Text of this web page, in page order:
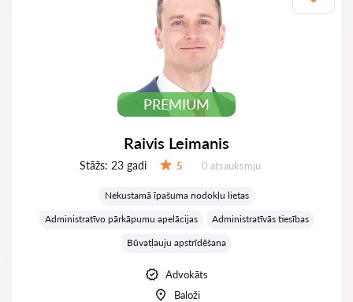
PREMIUM
Raivis Leimanis
Stāžs: 23 gadi 5 Atsauksmes:
0 atsauksmju
Nekustamā īpašuma nodokļu lietas
Administratīvo pārkāpumu apelācijas
Administratīvās tiesības
Būvatļauju apstrīdēšana
Advokāts
Baloži